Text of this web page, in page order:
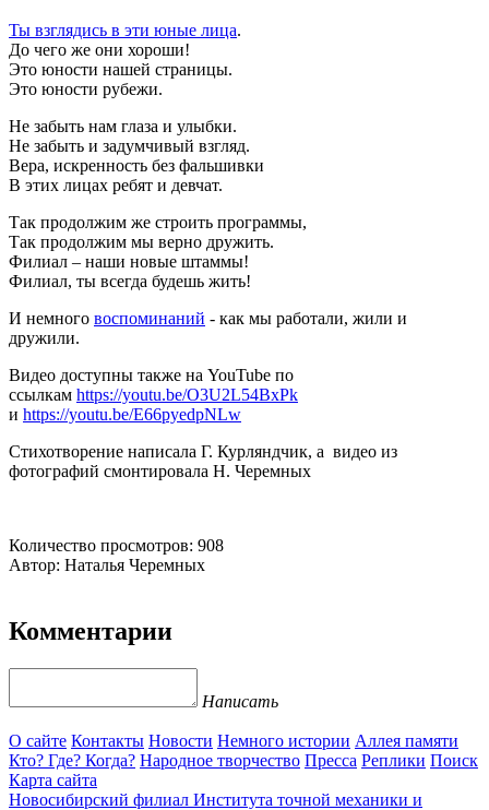
Ты взглядись в эти юные лица.
До чего же они хороши!
Это юности нашей страницы.
Это юности рубежи.
Не забыть нам глаза и улыбки.
Не забыть и задумчивый взгляд.
Вера, искренность без фальшивки
В этих лицах ребят и девчат.
Так продолжим же строить программы,
Так продолжим мы верно дружить.
Филиал – наши новые штаммы!
Филиал, ты всегда будешь жить!
И немного воспоминаний - как мы работали, жили и
дружили.
Видео доступны также на YouTube по
ссылкам https://youtu.be/O3U2L54BxPk
и https://youtu.be/E66pyedpNLw
Стихотворение написала Г. Курляндчик, а видео из
фотографий смонтировала Н. Черемных
Количество просмотров: 908
Автор: Наталья Черемных
Комментарии
Написать
О сайте Контакты Новости Немного истории Аллея памяти
Кто? Где? Когда? Народное творчество Пресса Реплики Поиск
Карта сайта
Новосибирский филиал Института точной механики и